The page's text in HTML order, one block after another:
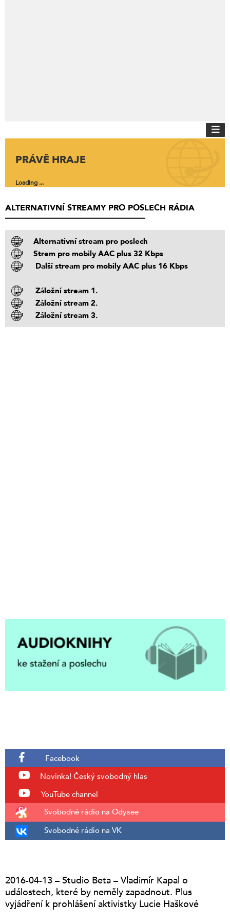
PRÁVĚ HRAJE
Loading ...
ALTERNATIVNÍ STREAMY PRO POSLECH RÁDIA
Alternativní stream pro poslech
Strem pro mobily AAC plus 32 Kbps
Další stream pro mobily AAC plus 16 Kbps
Záložní stream 1.
Záložní stream 2.
Záložní stream 3.
Facebook
Novinka! Český svobodný hlas
YouTube channel
Svobodné rádio na Odysee
Svobodné rádio na VK
2016-04-13 – Studio Beta – Vladimír Kapal o
událostech, které by neměly zapadnout. Plus
vyjádření k prohlášení aktivistky Lucie Haškové